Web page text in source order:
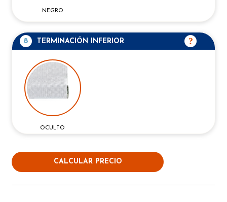
NEGRO
8 TERMINACIÓN INFERIOR
OCULTO
CALCULAR PRECIO